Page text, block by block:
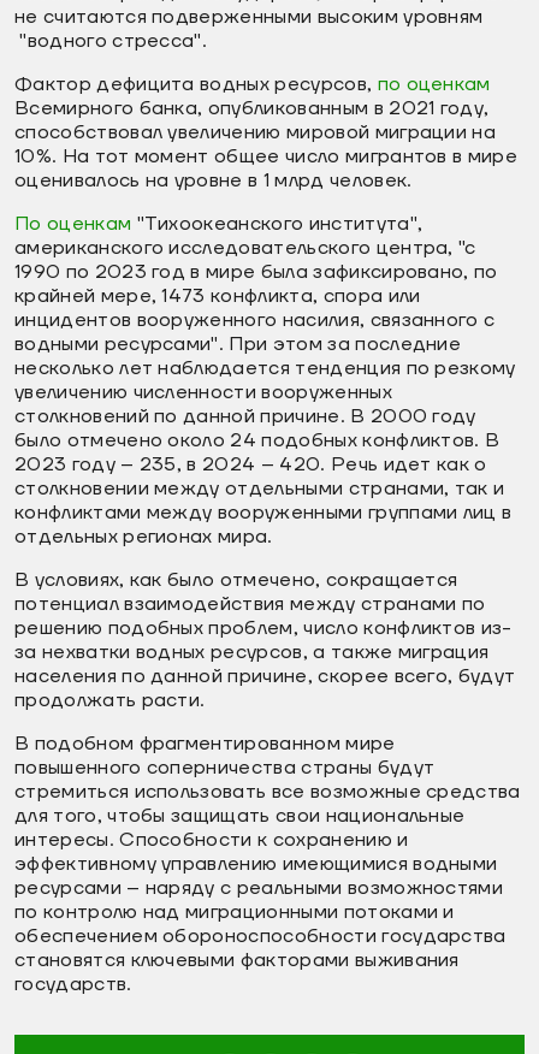
не считаются подверженными высоким уровням
"водного стресса".
Фактор дефицита водных ресурсов, по оценкам
Всемирного банка, опубликованным в 2021 году,
способствовал увеличению мировой миграции на
10%. На тот момент общее число мигрантов в мире
оценивалось на уровне в 1 млрд человек.
По оценкам "Тихоокеанского института",
американского исследовательского центра, "с
1990 по 2023 год в мире была зафиксировано, по
крайней мере, 1473 конфликта, спора или
инцидентов вооруженного насилия, связанного с
водными ресурсами". При этом за последние
несколько лет наблюдается тенденция по резкому
увеличению численности вооруженных
столкновений по данной причине. В 2000 году
было отмечено около 24 подобных конфликтов. В
2023 году – 235, в 2024 – 420. Речь идет как о
столкновении между отдельными странами, так и
конфликтами между вооруженными группами лиц в
отдельных регионах мира.
В условиях, как было отмечено, сокращается
потенциал взаимодействия между странами по
решению подобных проблем, число конфликтов из-
за нехватки водных ресурсов, а также миграция
населения по данной причине, скорее всего, будут
продолжать расти.
В подобном фрагментированном мире
повышенного соперничества страны будут
стремиться использовать все возможные средства
для того, чтобы защищать свои национальные
интересы. Способности к сохранению и
эффективному управлению имеющимися водными
ресурсами – наряду с реальными возможностями
по контролю над миграционными потоками и
обеспечением обороноспособности государства
становятся ключевыми факторами выживания
государств.